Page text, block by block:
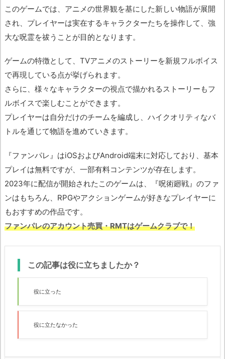
このゲームでは、アニメの世界観を基にした新しい物語が展開
され、プレイヤーは実在するキャラクターたちを操作して、強
大な呪霊を祓うことが目的となります。
ゲームの特徴として、TVアニメのストーリーを新規フルボイス
で再現している点が挙げられます。
さらに、様々なキャラクターの視点で描かれるストーリーもフ
ルボイスで楽しむことができます。
プレイヤーは自分だけのチームを編成し、ハイクオリティなバ
トルを通じて物語を進めていきます。
『ファンパレ』はiOSおよびAndroid端末に対応しており、基本
プレイは無料ですが、一部有料コンテンツが存在します。
2023年に配信が開始されたこのゲームは、『呪術廻戦』のファ
ンはもちろん、RPGやアクションゲームが好きなプレイヤーに
もおすすめの作品です。
ファンパレのアカウント売買・RMTはゲームクラブで！
この記事は役に立ちましたか？
役に立った
役に立たなかった